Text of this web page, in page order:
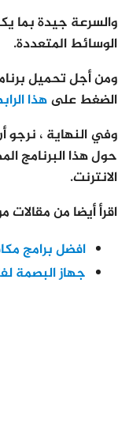
والسرعة جيدة بما
الوسائط المتعددة.
ومن أجل تحميل
الضغط علىهذا
وفي النهاية ،
حول هذا البرنامج
الانترنت.
اقرأ أيضا من مقالات
افضل برامج
جهاز البصمة